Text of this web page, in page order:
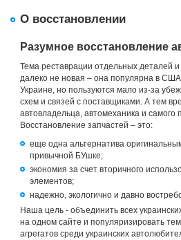
О восстановлении
Разумное восстановление
Тема реставрации отдельных деталей
далеко не новая – она популярна в
Украине, но пользуются мало из-за
схем и связей с поставщиками. А тем
автовладельца, автомеханика и
Восстановление запчастей – это:
еще одна альтернатива
привычной БУшке;
экономия за счет вторичного
элементов;
надежно, экологично и давно
Наша цель - объединить всех
на одном сайте и популяризировать
агрегатов среди украинских